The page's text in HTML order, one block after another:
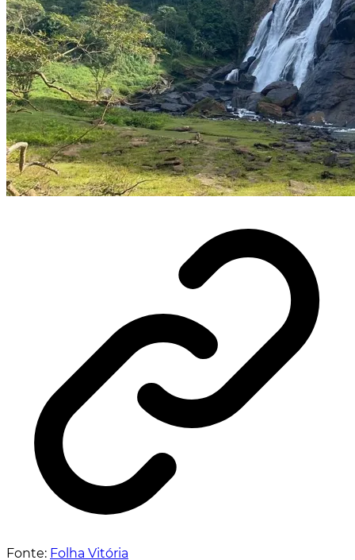
Fonte: Folha Vitória